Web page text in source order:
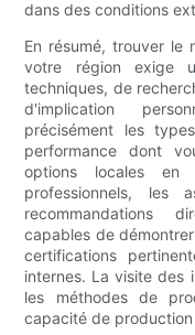
dans des conditions
En résumé, trouver le
votre région exige
techniques, de
d'implication
précisément les
performance dont
options locales en
professionnels, les
recommandations
capables de
certifications
internes. La visite des
les méthodes de
capacité de